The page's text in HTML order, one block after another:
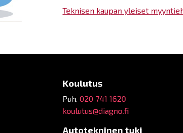
Teknisen kaupan yleiset
Koulutus
Puh. 020 741 1620
koulutus@diagno.fi
Autotekninen tuki